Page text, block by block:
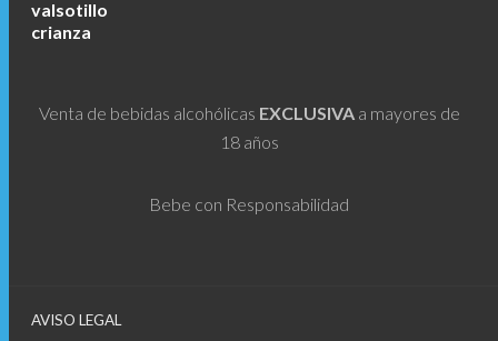
Venta de bebidas alcohólicas EXCLUSIVAa mayores de
18 años
Bebe con Responsabilidad
AVISO LEGAL